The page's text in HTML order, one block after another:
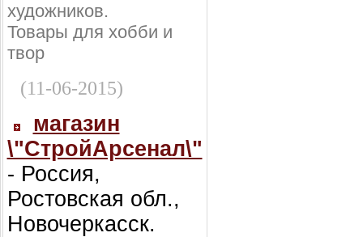
художников.
Товары для хобби и
твор
(11-06-2015)
магазин
\"СтройАрсенал\"
- Россия,
Ростовская обл.,
Новочеркасск.